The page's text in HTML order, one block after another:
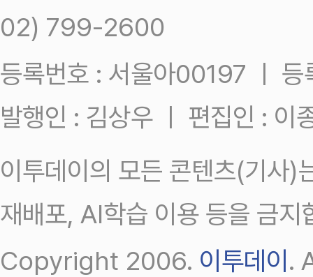
02) 799-2600
등록번호 : 서울아00197 ㅣ
발행인 : 김상우 ㅣ 편집인 : 이
이투데이의 모든 콘텐츠(기사)
재배포, AI학습 이용 등을 금지
Copyright 2006. 이투데이.